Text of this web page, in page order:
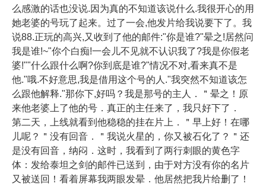
么感激的话也没说.因为真的不知道该说什么.我很开心的用
她老婆的号玩了起来。过了一会,他发片给我说要下了。我
说88.正玩的高兴,又收到了他的邮件:"你是谁?"晕之!居然问
我是谁!~"你个白痴!一会儿不见就不认识我了?我是你假老
婆!""什么跟什么啊?你到底是谁?"情况不对,看来真不是
他."哦.不好意思,我是借用这个号的人."我突然不知道该怎
么跟他解释."那你下,好吗？我是那号的主人．＂晕之！原
来他老婆上了他的号．真正的主任来了，我只好下了．
第二天，上线就看到他稳稳的挂在片上．＂早上好！在哪
儿呢？＂没有回音．＂我说火星的，你又被石化了？＂还
是没有回音，纳闷．这时，我看到了两行刺眼的黄色字
体：发给泰坦之剑的邮件已送到，由于对方没有你的名片
又被送回！看着屏幕我两眼发晕．他居然把我片给删了！